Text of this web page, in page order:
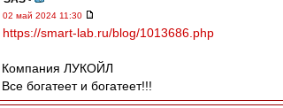
02 май 2024 11:30
https://smart-lab.ru/blog/1013686.php
Компания ЛУКОЙЛ
Все богатеет и богатеет!!!